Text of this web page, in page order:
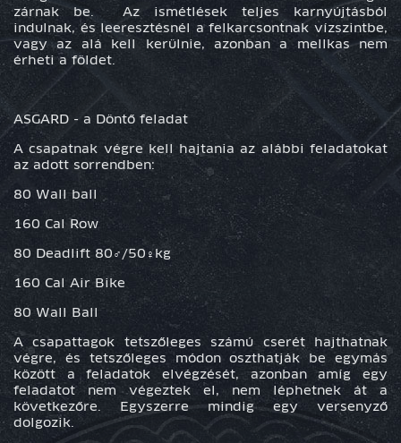
zárnak be. Az ismétlések teljes karnyújtásból
indulnak, és leeresztésnél a felkarcsontnak vízszintbe,
vagy az alá kell kerülnie, azonban a mellkas nem
érheti a földet.
ASGARD - a Döntő feladat
A csapatnak végre kell hajtania az alábbi feladatokat
az adott sorrendben:
80 Wall ball
160 Cal Row
80 Deadlift 80♂/50♀kg
160 Cal Air Bike
80 Wall Ball
A csapattagok tetszőleges számú cserét hajthatnak
végre, és tetszőleges módon oszthatják be egymás
között a feladatok elvégzését, azonban amíg egy
feladatot nem végeztek el, nem léphetnek át a
következőre. Egyszerre mindig egy versenyző
dolgozik.